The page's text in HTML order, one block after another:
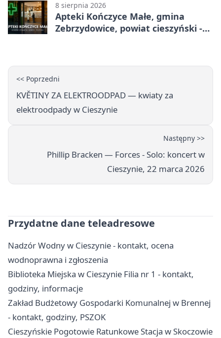
8 sierpnia 2026
Apteki Kończyce Małe, gmina
Zebrzydowice, powiat cieszyński -
<< Poprzedni
KVĚTINY ZA ELEKTROODPAD — kwiaty za
elektroodpady w Cieszynie
Następny >>
Phillip Bracken — Forces - Solo: koncert w
Cieszynie, 22 marca 2026
Przydatne dane teleadresowe
Nadzór Wodny w Cieszynie - kontakt, ocena
wodnoprawna i zgłoszenia
Biblioteka Miejska w Cieszynie Filia nr 1 - kontakt,
godziny, informacje
Zakład Budżetowy Gospodarki Komunalnej w Brennej
- kontakt, godziny, PSZOK
Cieszyńskie Pogotowie Ratunkowe Stacja w Skoczowie